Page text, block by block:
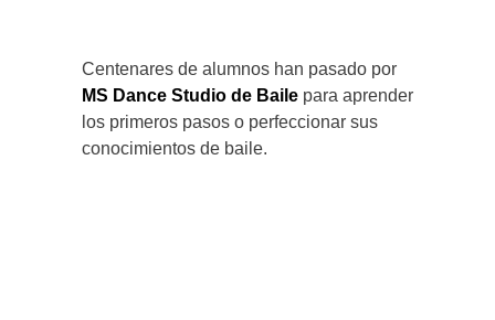
Centenares de alumnos han pasado por
MS Dance Studio de Baile para aprender
los primeros pasos o perfeccionar sus
conocimientos de baile.